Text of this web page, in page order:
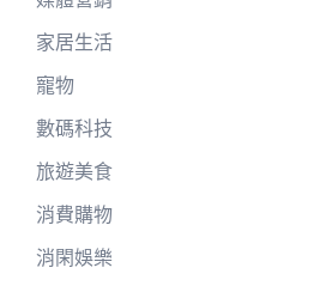
家居生活
寵物
數碼科技
旅遊美食
消費購物
消閑娛樂